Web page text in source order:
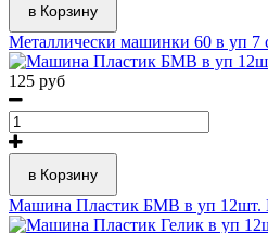
в Корзину
Металлически машинки 60 в уп 7
125 руб
в Корзину
Машина Пластик БМВ в уп 12шт.